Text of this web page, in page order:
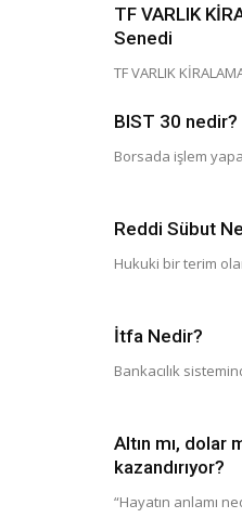
TF VARLIK
Senedi
TF VARLIK
BIST 30 nedir?
Borsada işlem
Reddi Sübut
Hukuki bir terim
İtfa Nedir?
Bankacılık
Altın mı, dolar
kazandırıyor?
“Hayatın anlamı